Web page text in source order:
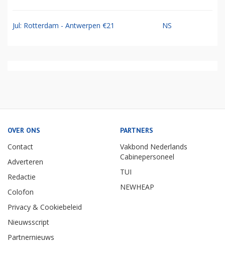
Jul: Rotterdam - Antwerpen €21 NS
OVER ONS
Contact
Adverteren
Redactie
Colofon
Privacy & Cookiebeleid
Nieuwsscript
Partnernieuws
PARTNERS
Vakbond Nederlands
Cabinepersoneel
TUI
NEWHEAP